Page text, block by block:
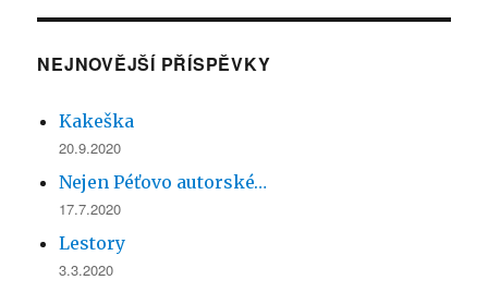
NEJNOVĚJŠÍ PŘÍSPĚVKY
Kakeška
20.9.2020
Nejen Péťovo autorské…
17.7.2020
Lestory
3.3.2020